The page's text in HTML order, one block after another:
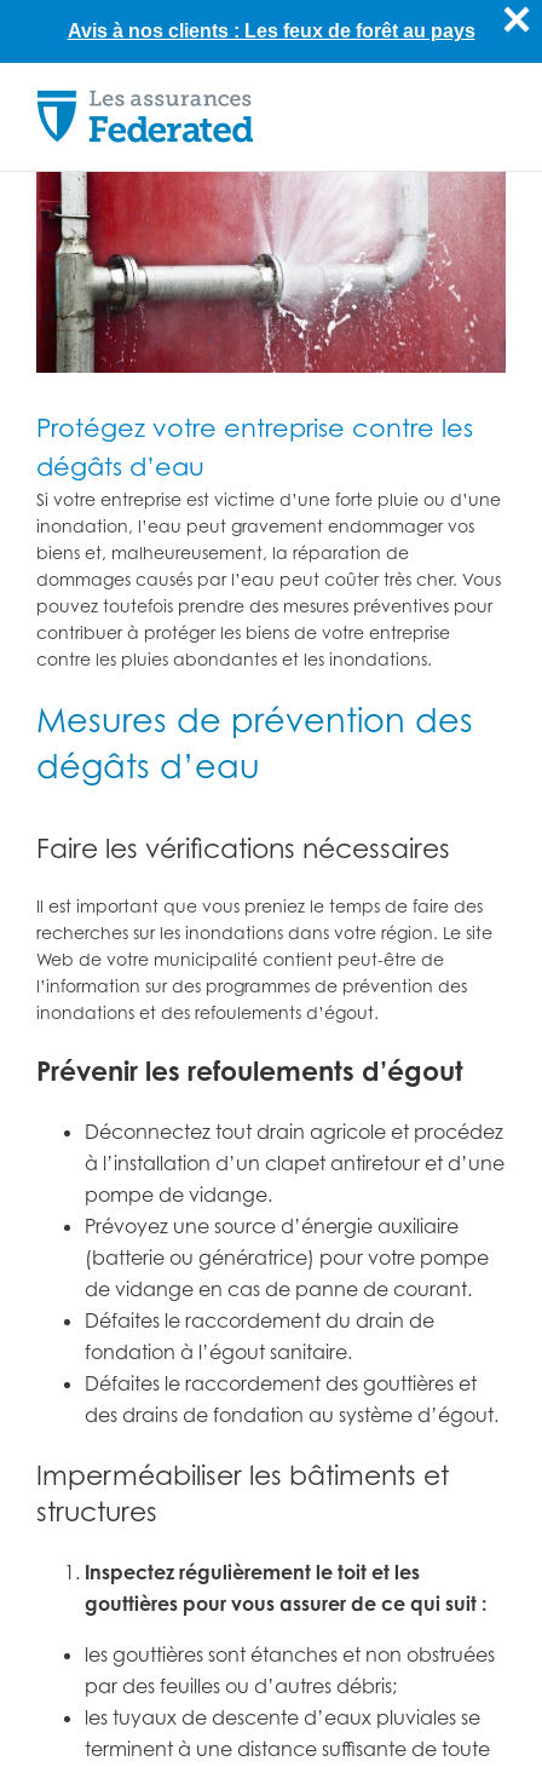
content
Protégez votre entreprise contre les
dégâts d’eau
Si votre entreprise est victime d’une forte pluie ou d’une
inondation, l’eau peut gravement endommager vos
biens et, malheureusement, la réparation de
dommages causés par l’eau peut coûter très cher. Vous
pouvez toutefois prendre des mesures préventives pour
contribuer à protéger les biens de votre entreprise
contre les pluies abondantes et les inondations.
Mesures de prévention des
dégâts d’eau
Faire les vérifications nécessaires
Il est important que vous preniez le temps de faire des
recherches sur les inondations dans votre région. Le site
Web de votre municipalité contient peut-être de
l’information sur des programmes de prévention des
inondations et des refoulements d’égout.
Prévenir les refoulements d’égout
Déconnectez tout drain agricole et procédez
à l’installation d’un clapet antiretour et d’une
pompe de vidange.
Prévoyez une source d’énergie auxiliaire
(batterie ou génératrice) pour votre pompe
de vidange en cas de panne de courant.
Défaites le raccordement du drain de
fondation à l’égout sanitaire.
Défaites le raccordement des gouttières et
des drains de fondation au système d’égout.
Imperméabiliser les bâtiments et
structures
Inspectez régulièrement le toit et les
gouttières pour vous assurer de ce qui suit :
les gouttières sont étanches et non obstruées
par des feuilles ou d’autres débris;
les tuyaux de descente d’eaux pluviales se
terminent à une distance suffisante de toute
Avis à nos clients : Les feux de forêt au pays